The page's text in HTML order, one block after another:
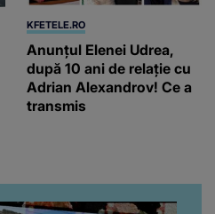
KFETELE.RO
Anunțul Elenei Udrea,
după 10 ani de relație cu
Adrian Alexandrov! Ce a
transmis